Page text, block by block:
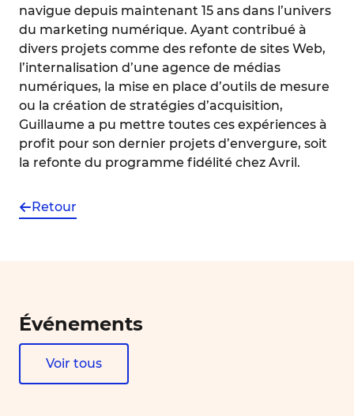
navigue depuis maintenant 15 ans dans l’univers
du marketing numérique. Ayant contribué à
divers projets comme des refonte de sites Web,
l’internalisation d’une agence de médias
numériques, la mise en place d’outils de mesure
ou la création de stratégies d’acquisition,
Guillaume a pu mettre toutes ces expériences à
profit pour son dernier projets d’envergure, soit
la refonte du programme fidélité chez Avril.
Retour
Événements
Voir tous